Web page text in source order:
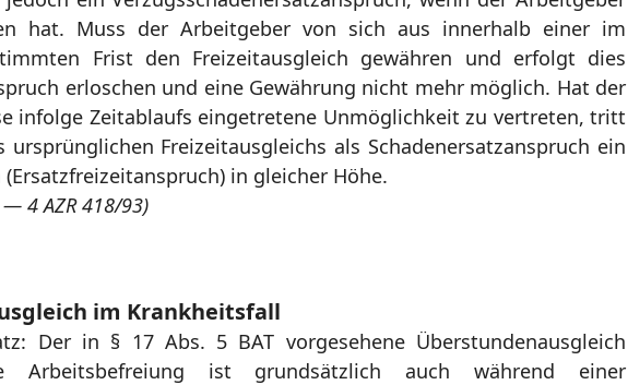
hat. Muss der Arbeitgeber von sich aus innerhalb einer im
Frist den Freizeitausgleich gewähren und erfolgt dies
erloschen und eine Gewährung nicht mehr möglich. Hat der
infolge Zeitablaufs eingetretene Unmöglichkeit zu vertreten, tritt
ursprünglichen Freizeitausgleichs als Schadenersatzanspruch ein
in gleicher Höhe.
4 AZR 418/93)
im Krankheitsfall
Der in § 17 Abs. 5 BAT vorgesehene Überstundenausgleich
Arbeitsbefreiung ist grundsätzlich auch während einer